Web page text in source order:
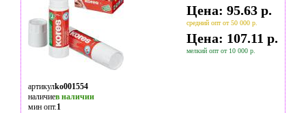
Цена: 95.63 р.
средний опт от 50 000 р.
Цена: 107.11 р.
мелкий опт от 10 000 р.
артикулko001554
наличиев наличии
мин опт.1